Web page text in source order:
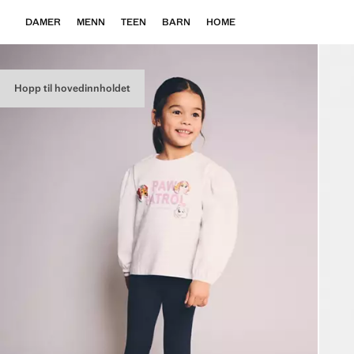
Hopp til hovedinnholdet
DAMER MENN TEEN BARN HOME